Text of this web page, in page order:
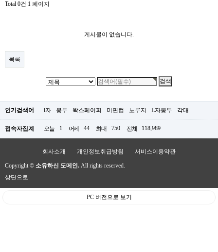
Total 0건 1 페이지
게시물이 없습니다.
목록
인기검색어 l자 봉투 왁스페이퍼 머핀컵 노루지 L자봉투 각대
접속자집계 오늘 1 어제 44 최대 750 전체 118,989
회사소개 개인정보취급방침 서비스이용약관
Copyright © 소유하신 도메인. All rights reserved.
상단으로
PC 버전으로 보기